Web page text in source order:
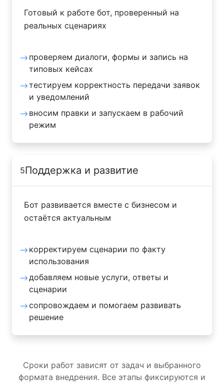
Готовый к работе бот, проверенный на
реальных сценариях
проверяем диалоги, формы и запись на
типовых кейсах
тестируем корректность передачи заявок
и уведомлений
вносим правки и запускаем в рабочий
режим
5Поддержка и развитие
Бот развивается вместе с бизнесом и
остаётся актуальным
корректируем сценарии по факту
использования
добавляем новые услуги, ответы и
сценарии
сопровождаем и помогаем развивать
решение
Сроки работ зависят от задач и выбранного
формата внедрения. Все этапы фиксируются и